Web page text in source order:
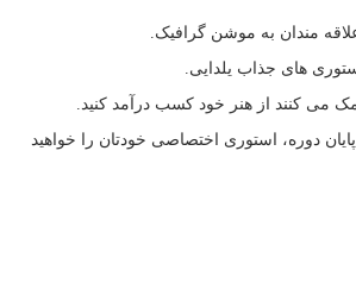
مندان به موشن گرافیک.
های جذاب یلدایی.
می کنند از هنر خود کسب درآمد کنید.
دوره، استوری اختصاصی خودتان را خواهید